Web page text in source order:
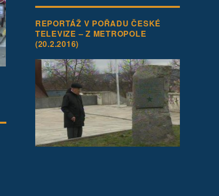
REPORTÁŽ V POŘADU ČESKÉ
TELEVIZE – Z METROPOLE
(20.2.2016)